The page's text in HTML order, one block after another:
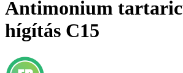
Antimonium
hígítás C15